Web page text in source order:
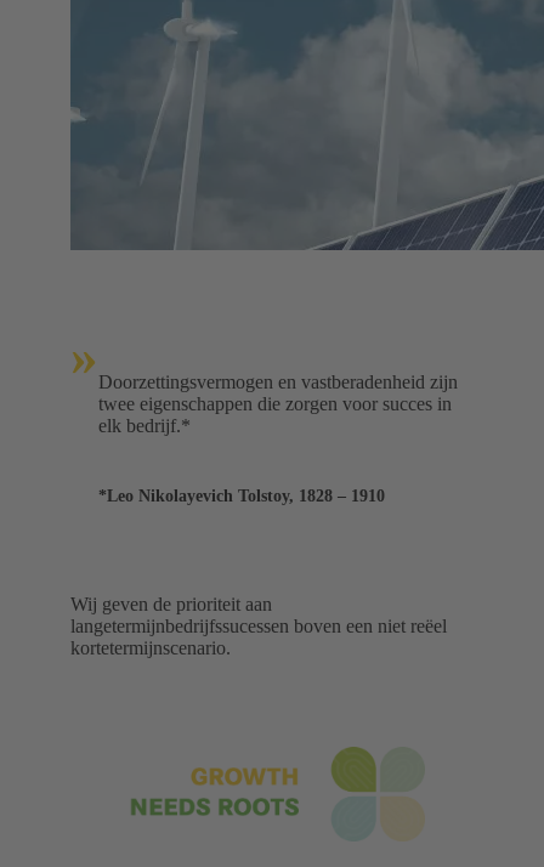
» Doorzettingsvermogen en vastberadenheid zijn
twee eigenschappen die zorgen voor succes in
elk bedrijf.*
*Leo Nikolayevich Tolstoy, 1828 – 1910
Wij geven de prioriteit aan
langetermijnbedrijfssucessen boven een niet reëel
kortetermijnscenario.